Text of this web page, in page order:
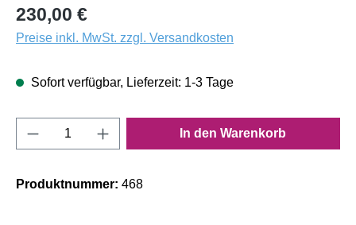
230,00 €
Preise inkl. MwSt. zzgl. Versandkosten
Sofort verfügbar, Lieferzeit: 1-3 Tage
Produkt Anzahl: Gib den gewünschten
In den Warenkorb
Produktnummer: 468